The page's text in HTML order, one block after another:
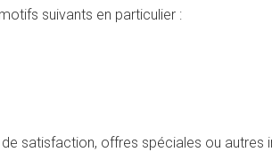
suivants en particulier :
satisfaction, offres spéciales ou